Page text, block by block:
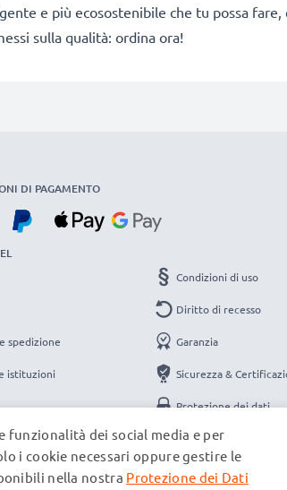
e più ecosostenibile che tu possa
sulla qualità: ordina ora!
DI PAGAMENTO
spedizione
istituzioni
Condizioni di uso
Diritto di recesso
Garanzia
Sicurezza &
Protezione dei dati
Note legali
funzionalità dei social media e per
i cookie necessari oppure gestire le
nella nostra Protezione dei Dati